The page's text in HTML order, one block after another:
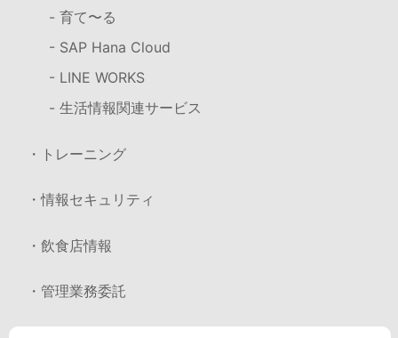
- 育て〜る
- SAP Hana Cloud
- LINE WORKS
- 生活情報関連サービス
・トレーニング
・情報セキュリティ
・飲食店情報
・管理業務委託